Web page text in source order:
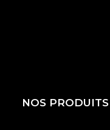
NOS PRODUITS